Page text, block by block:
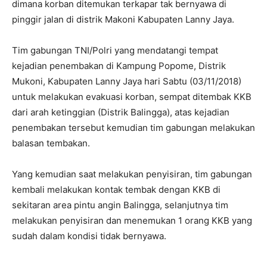
dimana korban ditemukan terkapar tak bernyawa di
pinggir jalan di distrik Makoni Kabupaten Lanny Jaya.
Tim gabungan TNI/Polri yang mendatangi tempat
kejadian penembakan di Kampung Popome, Distrik
Mukoni, Kabupaten Lanny Jaya hari Sabtu (03/11/2018)
untuk melakukan evakuasi korban, sempat ditembak KKB
dari arah ketinggian (Distrik Balingga), atas kejadian
penembakan tersebut kemudian tim gabungan melakukan
balasan tembakan.
Yang kemudian saat melakukan penyisiran, tim gabungan
kembali melakukan kontak tembak dengan KKB di
sekitaran area pintu angin Balingga, selanjutnya tim
melakukan penyisiran dan menemukan 1 orang KKB yang
sudah dalam kondisi tidak bernyawa.